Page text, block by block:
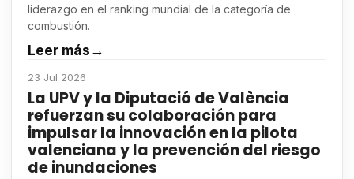
liderazgo en el ranking mundial de la categoría de
combustión.
Leer más→
23 Jul 2026
La UPV y la Diputació de València
refuerzan su colaboración para
impulsar la innovación en la pilota
valenciana y la prevención del riesgo
de inundaciones